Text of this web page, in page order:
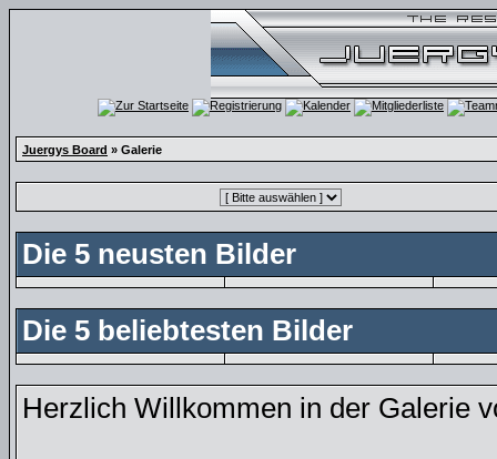
Juergys Board » Galerie
Die 5 neusten Bilder
Die 5 beliebtesten Bilder
Herzlich Willkommen in der Galerie